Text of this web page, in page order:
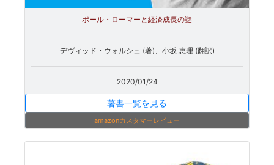
ポール・ローマーと経済成長の謎
デヴィッド・ウォルシュ (著)、小坂 恵理 (翻訳)
2020/01/24
著書一覧を見る
amazonカスタマーレビュー